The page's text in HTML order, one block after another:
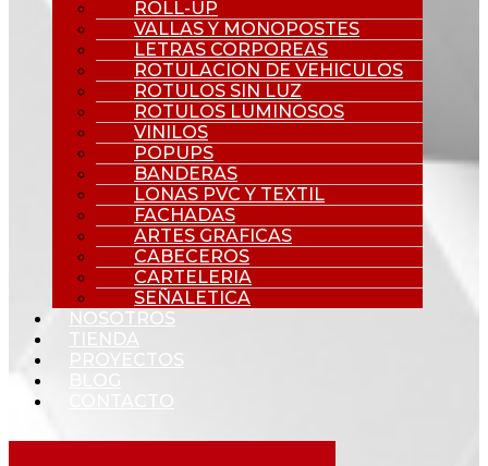
ROLL-UP
VALLAS Y MONOPOSTES
LETRAS CORPOREAS
ROTULACION DE VEHICULOS
ROTULOS SIN LUZ
ROTULOS LUMINOSOS
VINILOS
POPUPS
BANDERAS
LONAS PVC Y TEXTIL
FACHADAS
ARTES GRAFICAS
CABECEROS
CARTELERIA
SEÑALETICA
NOSOTROS
TIENDA
PROYECTOS